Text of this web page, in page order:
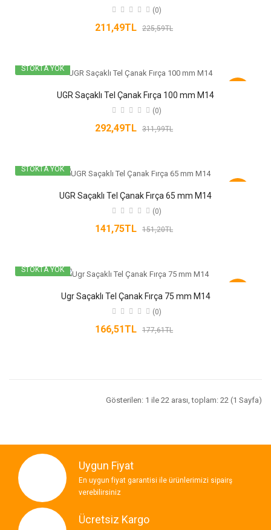
(0)
211,49TL 225,59TL
STOKTA YOK
UGR Saçaklı Tel Çanak Fırça 100 mm M14
(0)
292,49TL 311,99TL
STOKTA YOK
UGR Saçaklı Tel Çanak Fırça 65 mm M14
(0)
141,75TL 151,20TL
STOKTA YOK
Ugr Saçaklı Tel Çanak Fırça 75 mm M14
(0)
166,51TL 177,61TL
Gösterilen: 1 ile 22 arası, toplam: 22 (1 Sayfa)
Uygun Fiyat
En uygun fiyat garantisi ile ürünlerimizi sipairş
verebilirsiniz
Ücretsiz Kargo